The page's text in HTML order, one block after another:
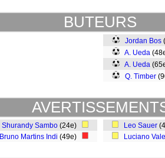
BUTEURS
Jordan Bos
A. Ueda
A. Ueda
Q. Timber
Shurandy Sambo (24e)
Bruno Martins Indi (49e)
Leo Sauer
Luciano